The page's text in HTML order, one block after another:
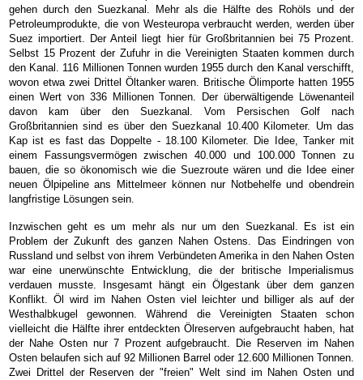
gehen durch den Suezkanal. Mehr als die Hälfte des Rohöls und der
Petroleumprodukte, die von Westeuropa verbraucht werden, werden über
Suez importiert. Der Anteil liegt hier für Großbritannien bei 75 Prozent.
Selbst 15 Prozent der Zufuhr in die Vereinigten Staaten kommen durch
den Kanal. 116 Millionen Tonnen wurden 1955 durch den Kanal verschifft,
wovon etwa zwei Drittel Öltanker waren. Britische Ölimporte hatten 1955
einen Wert von 336 Millionen Tonnen. Der überwältigende Löwenanteil
davon kam über den Suezkanal. Vom Persischen Golf nach
Großbritannien sind es über den Suezkanal 10.400 Kilometer. Um das
Kap ist es fast das Doppelte - 18.100 Kilometer. Die Idee, Tanker mit
einem Fassungsvermögen zwischen 40.000 und 100.000 Tonnen zu
bauen, die so ökonomisch wie die Suezroute wären und die Idee einer
neuen Ölpipeline ans Mittelmeer können nur Notbehelfe und obendrein
langfristige Lösungen sein.
Inzwischen geht es um mehr als nur um den Suezkanal. Es ist ein
Problem der Zukunft des ganzen Nahen Ostens. Das Eindringen von
Russland und selbst von ihrem Verbündeten Amerika in den Nahen Osten
war eine unerwünschte Entwicklung, die der britische Imperialismus
verdauen musste. Insgesamt hängt ein Ölgestank über dem ganzen
Konflikt. Öl wird im Nahen Osten viel leichter und billiger als auf der
Westhalbkugel gewonnen. Während die Vereinigten Staaten schon
vielleicht die Hälfte ihrer entdeckten Ölreserven aufgebraucht haben, hat
der Nahe Osten nur 7 Prozent aufgebraucht. Die Reserven im Nahen
Osten belaufen sich auf 92 Millionen Barrel oder 12.600 Millionen Tonnen.
Zwei Drittel der Reserven der "freien" Welt sind im Nahen Osten und